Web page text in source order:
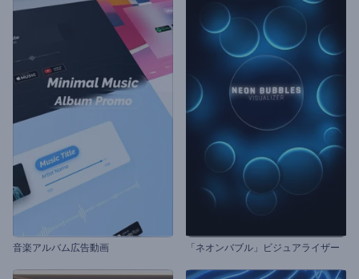
音楽アルバム広告動画 「ネオンバブル」ビジュアライザー